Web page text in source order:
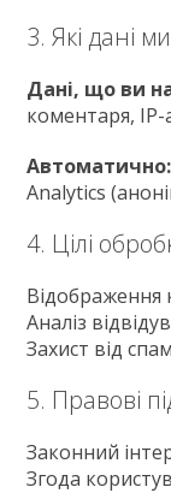
3. Які дані
Дані, що ви
коментаря, IP-
Автоматично:
Analytics
4. Цілі
Відображення
Аналіз
Захист від
5. Правові
Законний
Згода